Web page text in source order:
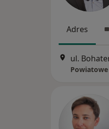
Adres
ul.
Powiatowe